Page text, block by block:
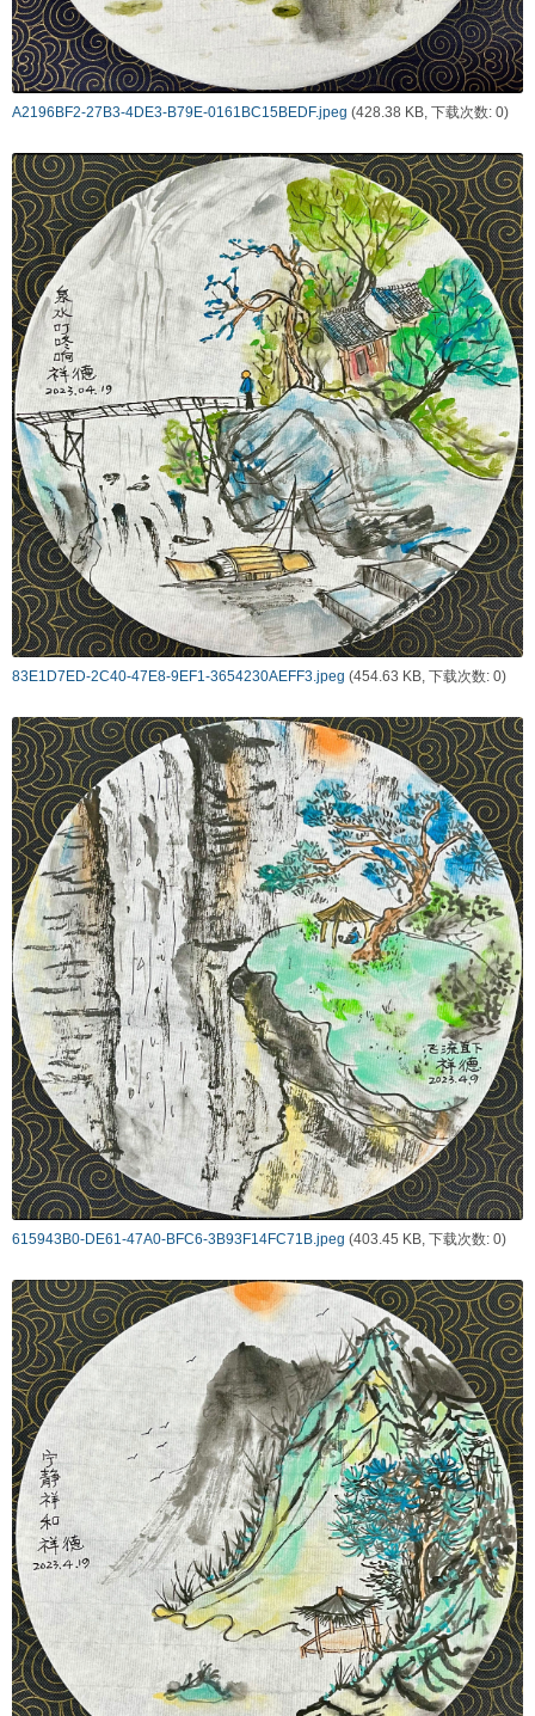
A2196BF2-27B3-4DE3-B79E-0161BC15BEDF.jpeg (428.38 KB, 下载次数: 0)
83E1D7ED-2C40-47E8-9EF1-3654230AEFF3.jpeg (454.63 KB, 下载次数: 0)
615943B0-DE61-47A0-BFC6-3B93F14FC71B.jpeg (403.45 KB, 下载次数: 0)